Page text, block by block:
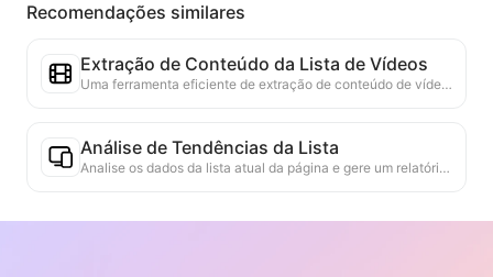
Recomendações similares
Extração de Conteúdo da Lista de Vídeos
Uma ferramenta eficiente de extração de conteúdo de vídeo da web, capaz de escanear rapidamente páginas da web e organizar as informações de vídeo em uma tabela Markdown estruturada.
Análise de Tendências da Lista
Analise os dados da lista atual da página e gere um relatório de tendências. Identifique categorias populares, tipos de produtos em rápida ascensão e tecnologias emergentes. Forneça insights de mercado em tempo real para ajudá-lo a entender as últimas tendências de produtos e movimentos do mercado.